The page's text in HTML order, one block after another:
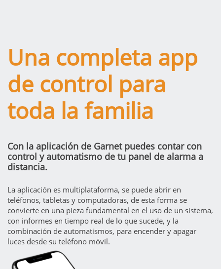
Una completa app
de control para
toda la familia
Con la aplicación de Garnet puedes contar con
control y automatismo de tu panel de alarma a
distancia.
La aplicación es multiplataforma, se puede abrir en
teléfonos, tabletas y computadoras, de esta forma se
convierte en una pieza fundamental en el uso de un sistema,
con informes en tiempo real de lo que sucede, y la
combinación de automatismos, para encender y apagar
luces desde su teléfono móvil.